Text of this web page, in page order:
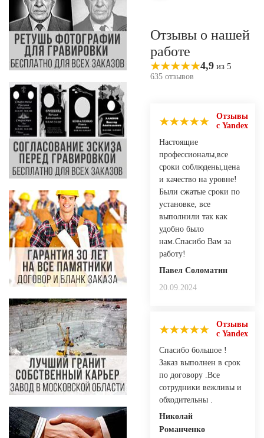
Отзывы о нашей
работе
4,9 из 5
635 отзывов
Отзывы
с Yandex
Настоящие
профессионалы,все
сроки соблюдены,цена
и качество на уровне!
Были сжатые сроки по
установке, все
выполнили так как
удобно было
нам.Спасибо Вам за
работу!
Павел Соломатин
20.09.2024
Отзывы
с Yandex
Спасибо большое !
Заказ выполнен в срок
по договору .Все
сотрудники вежливы и
обходительны .
Николай
Романченко